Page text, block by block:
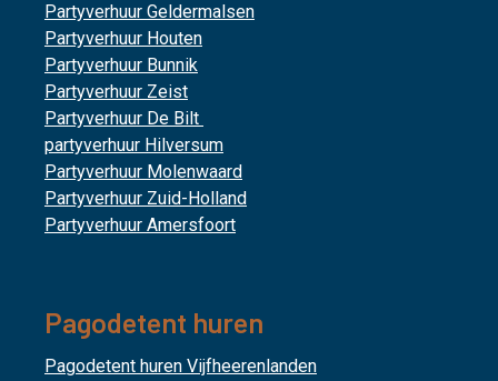
Partyverhuur Geldermalsen
Partyverhuur Houten
Partyverhuur Bunnik
Partyverhuur Zeist
Partyverhuur De Bilt
partyverhuur Hilversum
Partyverhuur Molenwaard
Partyverhuur Zuid-Holland
Partyverhuur Amersfoort
Pagodetent huren
Pagodetent huren Vijfheerenlanden